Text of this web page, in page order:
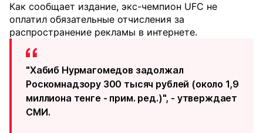
Как сообщает издание, экс-чемпион UFC не
оплатил обязательные отчисления за
распространение рекламы в интернете.
"Хабиб Нурмагомедов задолжал
Роскомнадзору 300 тысяч рублей (около 1,9
миллиона тенге - прим. ред.)", - утверждает
СМИ.